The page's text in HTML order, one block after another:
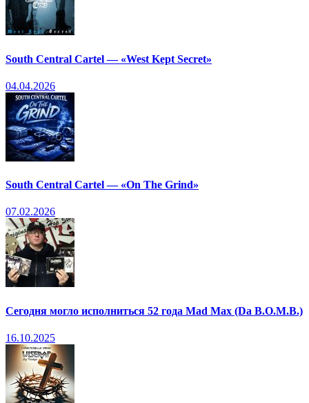
South Central Cartel — «West Kept Secret»
04.04.2026
South Central Cartel — «On The Grind»
07.02.2026
Сегодня могло исполниться 52 года Mad Max (Da B.O.M.B.)
16.10.2025